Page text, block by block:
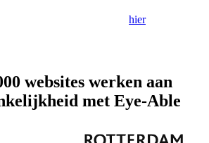
hierom het in
websites werken aan
met Eye-Able